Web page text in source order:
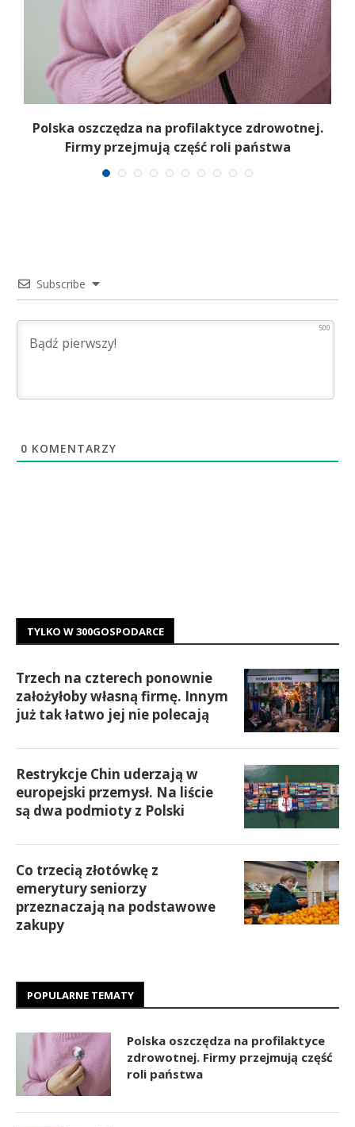
Polska oszczędza na profilaktyce zdrowotnej.
Firmy przejmują część roli państwa
Subscribe
500
0 KOMENTARZY
TYLKO W 300GOSPODARCE
Trzech na czterech ponownie
założyłoby własną firmę. Innym
już tak łatwo jej nie polecają
Restrykcje Chin uderzają w
europejski przemysł. Na liście
są dwa podmioty z Polski
Co trzecią złotówkę z
emerytury seniorzy
przeznaczają na podstawowe
zakupy
POPULARNE TEMATY
Polska oszczędza na profilaktyce
zdrowotnej. Firmy przejmują część
roli państwa